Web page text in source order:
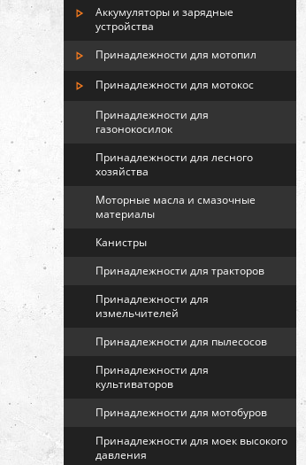
Аккумуляторы и зарядные
устройства
Принадлежности для мотопил
Принадлежности для мотокос
Принадлежности для
газонокосилок
Принадлежности для лесного
хозяйства
Моторные масла и смазочные
материалы
Канистры
Принадлежности для тракторов
Принадлежности для
измельчителей
Принадлежности для пылесосов
Принадлежности для
культиваторов
Принадлежности для мотобуров
Принадлежности для моек высокого
давления